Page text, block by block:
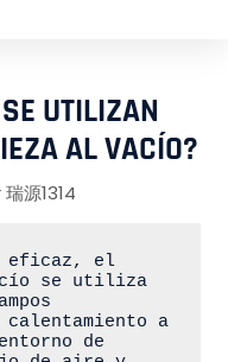
UTILIZAN
AL VACÍO?
瑞源1314
eficaz, el
se utiliza
a
de